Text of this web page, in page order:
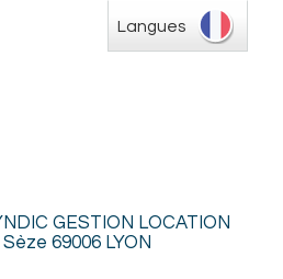
Langues
GESTION LOCATION
69006 LYON